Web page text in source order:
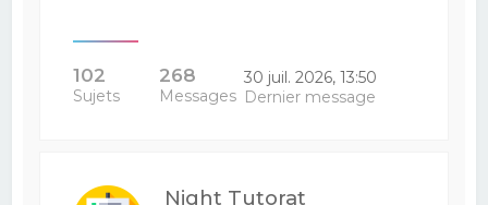
102
Sujets
268
Messages
30 juil. 2026, 13:50
Dernier message
Night Tutorat